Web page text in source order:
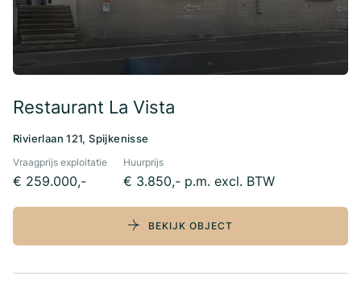
Restaurant La Vista
Rivierlaan 121, Spijkenisse
Vraagprijs exploitatie
€ 259.000,-
Huurprijs
€ 3.850,- p.m. excl. BTW
BEKIJK OBJECT